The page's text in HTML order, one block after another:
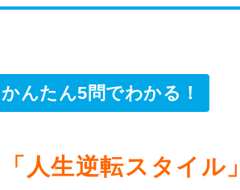
かんたん5問でわかる！
「人生逆転スタイル」